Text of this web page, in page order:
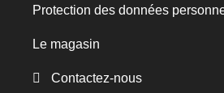
Protection des données
Le magasin
Contactez-nous